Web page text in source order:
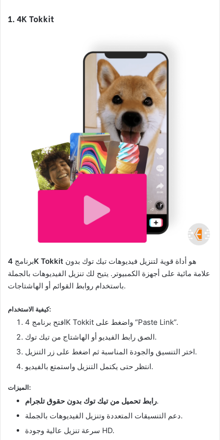
1. 4K Tokkit
برنامج4K Tokkit
علامة مائية على أجهزة الكمبيوتر. يتيح لك تنزيل الفيديوهات بالجملة
باستخدام روابط القوائم أو الهاشتاجات.
كيفية الاستخدام:
افتح برنامج 4K Tokkit واضغط على “Paste Link”.
الصق رابط الفيديو أو الهاشتاج من تيك توك.
اختر التنسيق والجودة المناسبة ثم اضغط على زر التنزيل.
انتظر حتى يكتمل التنزيل واستمتع بالفيديو.
الميزات:
رابط تحميل من تيك توك بدون حقوق تلجرام.
دعم التنسيقات المتعددة وتنزيل الفيديوهات بالجملة.
سرعة تنزيل عالية وجودة HD.